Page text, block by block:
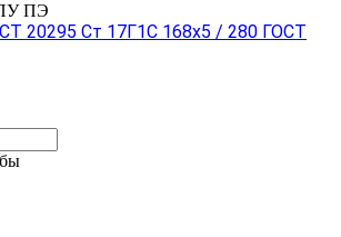
ПЭ
20295 Ст 17Г1С 168x5 / 280 ГОСТ